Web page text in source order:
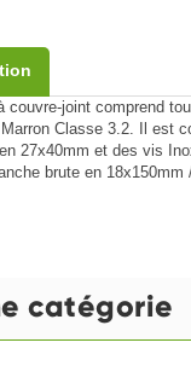
joint comprend
Classe 3.2. Il est
27x40mm et des vis
brute en
catégorie